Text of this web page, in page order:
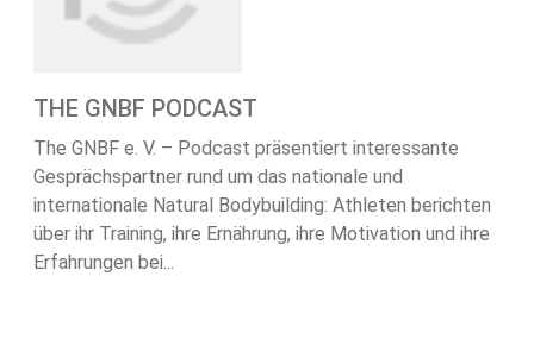
THE GNBF PODCAST
The GNBF e. V. – Podcast präsentiert interessante
Gesprächspartner rund um das nationale und
internationale Natural Bodybuilding: Athleten berichten
über ihr Training, ihre Ernährung, ihre Motivation und ihre
Erfahrungen bei...